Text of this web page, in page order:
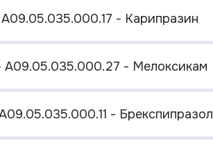
- Карипразин
A09.05.035.000.27 - Мелоксикам
- Брекспипразол